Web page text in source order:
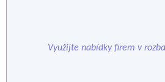
Využijte nabídky firem v